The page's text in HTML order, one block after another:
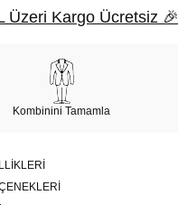
Üzeri Kargo Ücretsiz 🎉
Kombinini Tamamla